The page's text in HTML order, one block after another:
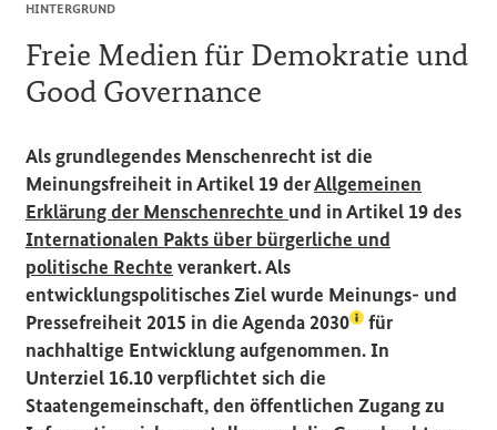
HINTERGRUND
Freie Medien für Demokratie und
Good Governance
Als grundlegendes Menschenrecht ist die
Meinungsfreiheit in Artikel 19 derAllgemeinen
Erklärung der Menschenrechte (Externer Link)
und in Artikel 19 des
Internationalen Pakts über bürgerliche und
politische Rechte (Externer Link)
verankert. Als
entwicklungspolitisches Ziel wurde Meinungs- und
Pressefreiheit 2015 in dieAgenda 2030(Lexikon-Eintrag
für
nachhaltige Entwicklung aufgenommen. In
Unterziel 16.10 verpflichtet sich die
Staatengemeinschaft, den öffentlichen Zugang zu